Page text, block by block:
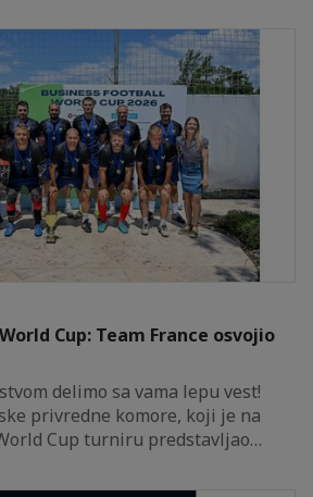
Cup: Team France osvojio
delimo sa vama lepu vest!
privredne komore, koji je na
Cup turniru predstavljao…